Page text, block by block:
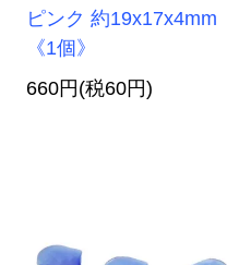
ピンク 約19x17x4mm
《1個》
660円(税60円)